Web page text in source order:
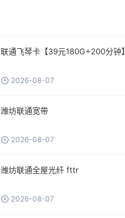
联通飞琴卡【39元180G+200分钟】
2026-08-07
潍坊联通宽带
2026-08-07
潍坊联通全屋光纤 fttr
2026-08-07